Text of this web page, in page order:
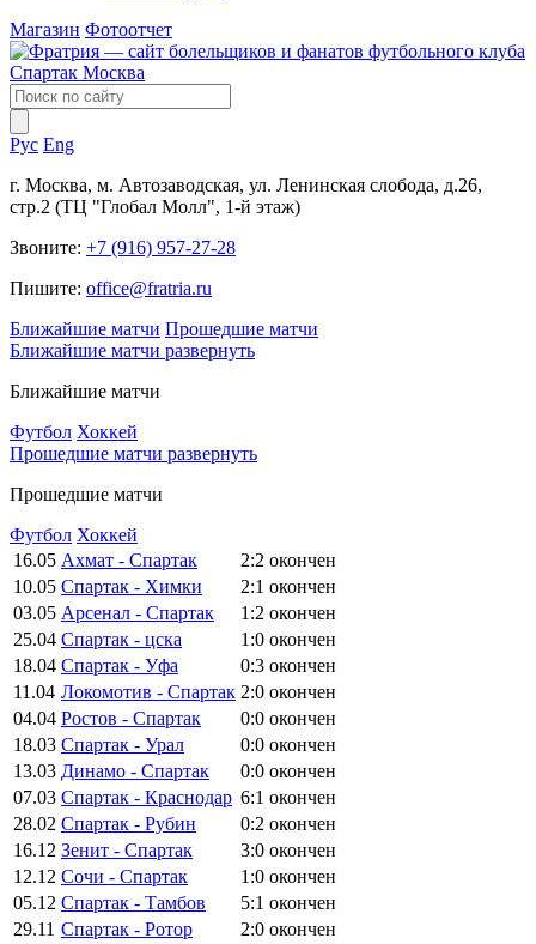
Магазин Фотоотчет
Рус Eng
г. Москва, м. Автозаводская, ул. Ленинская слобода, д.26,
стр.2 (ТЦ "Глобал Молл", 1-й этаж)
Звоните: +7 (916) 957-27-28
Пишите: office@fratria.ru
Ближайшие матчи Прошедшие матчи
Ближайшие матчи развернуть
Ближайшие матчи
Футбол Хоккей
Прошедшие матчи развернуть
Прошедшие матчи
Футбол Хоккей
16.05 Ахмат - Спартак 2:2 окончен
10.05 Спартак - Химки 2:1 окончен
03.05 Арсенал - Спартак 1:2 окончен
25.04 Спартак - цска 1:0 окончен
18.04 Спартак - Уфа 0:3 окончен
11.04 Локомотив - Спартак 2:0 окончен
04.04 Ростов - Спартак 0:0 окончен
18.03 Спартак - Урал 0:0 окончен
13.03 Динамо - Спартак 0:0 окончен
07.03 Спартак - Краснодар 6:1 окончен
28.02 Спартак - Рубин 0:2 окончен
16.12 Зенит - Спартак 3:0 окончен
12.12 Сочи - Спартак 1:0 окончен
05.12 Спартак - Тамбов 5:1 окончен
29.11 Спартак - Ротор 2:0 окончен